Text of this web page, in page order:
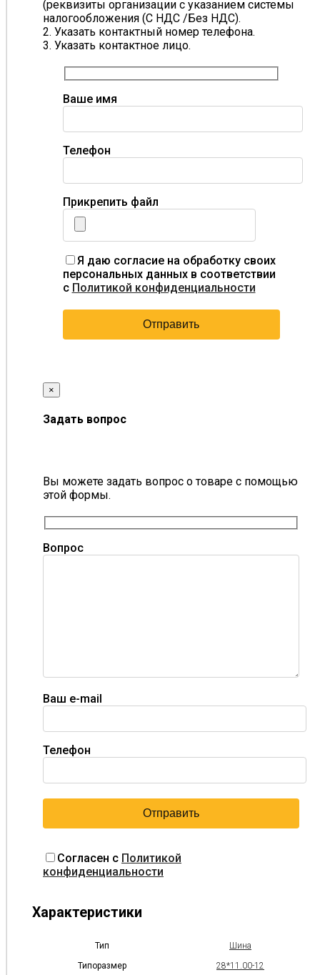
(реквизиты организации с указанием системы
налогообложения (С НДС /Без НДС).
2. Указать контактный номер телефона.
3. Указать контактное лицо.
Ваше имя
Телефон
Прикрепить файл
Я даю согласие на обработку своих
персональных данных в соответствии
с Политикой конфиденциальности
×
Задать вопрос
Вы можете задать вопрос о товаре с помощью
этой формы.
Вопрос
Ваш e-mail
Телефон
Согласен с Политикой
конфиденциальности
Характеристики
Тип
Шина
Типоразмер
28*11.00-12